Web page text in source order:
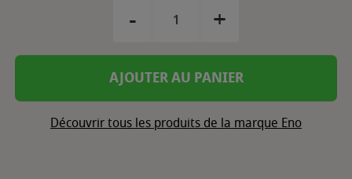
- +
AJOUTER AU PANIER
Découvrir tous les produits de la marque Eno